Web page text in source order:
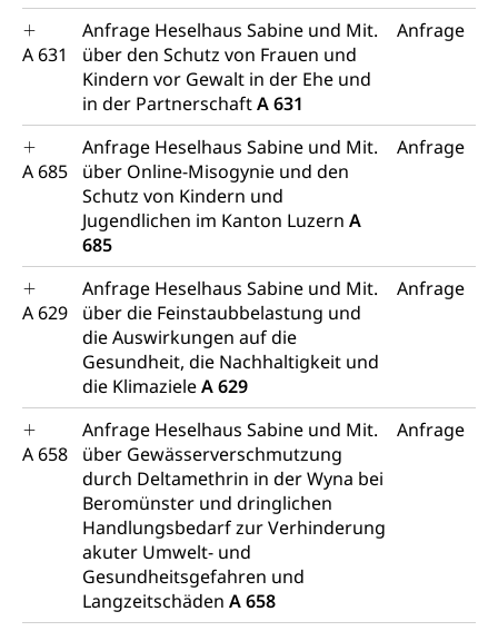
A 631
Anfrage Heselhaus Sabine und Mit.
über den Schutz von Frauen und
Kindern vor Gewalt in der Ehe und
in der PartnerschaftA 631
Anfrage
A 685
Anfrage Heselhaus Sabine und Mit.
über Online-Misogynie und den
Schutz von Kindern und
Jugendlichen im Kanton Luzern A
685
Anfrage
A 629
Anfrage Heselhaus Sabine und Mit.
über die Feinstaubbelastung und
die Auswirkungen auf die
Gesundheit, die Nachhaltigkeit und
die KlimazieleA 629
Anfrage
A 658
Anfrage Heselhaus Sabine und Mit.
über Gewässerverschmutzung
durch Deltamethrin in der Wyna bei
Beromünster und dringlichen
Handlungsbedarf zur Verhinderung
akuter Umwelt- und
Gesundheitsgefahren und
Langzeitschäden A 658
Anfrage